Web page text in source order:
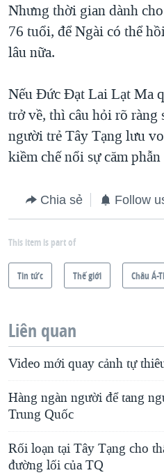
Nhưng thời gian dành
76 tuổi, để Ngài có thể
lâu nữa.
Nếu Đức Đạt Lai Lạt Ma
trở về, thì câu hỏi rõ ràng
người trẻ Tây Tạng lưu
kiềm chế nổi sự căm
Chia sẻ Follow
This item is part of
Tin tức Thế giới Châu Á-
Liên quan
Video mới quay cảnh tự
Hàng ngàn người để tang
Trung Quốc
Rối loạn tại Tây Tạng cho
đường lối của TQ